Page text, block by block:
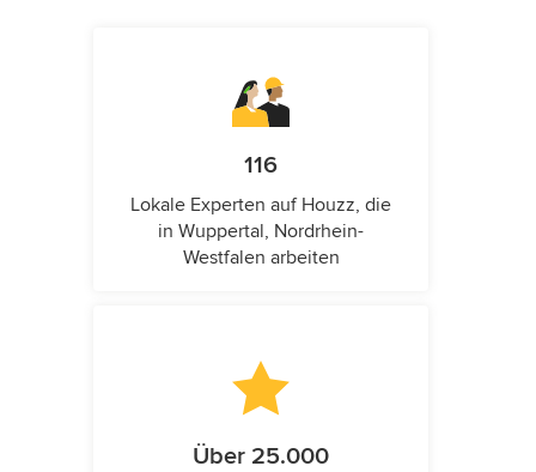
116
Lokale Experten auf Houzz, die
in Wuppertal, Nordrhein-
Westfalen arbeiten
Über 25.000